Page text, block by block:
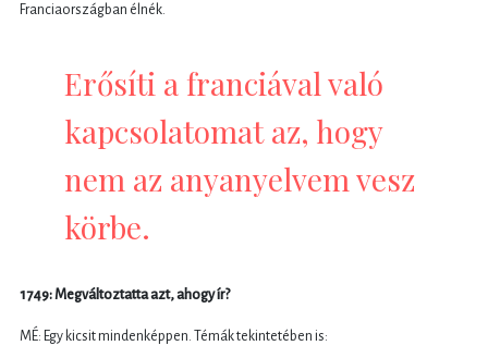
Franciaországban élnék.
Erősíti a franciával való
kapcsolatomat az, hogy
nem az anyanyelvem vesz
körbe.
1749: Megváltoztatta azt, ahogy ír?
MÉ: Egy kicsit mindenképpen. Témák tekintetében is: